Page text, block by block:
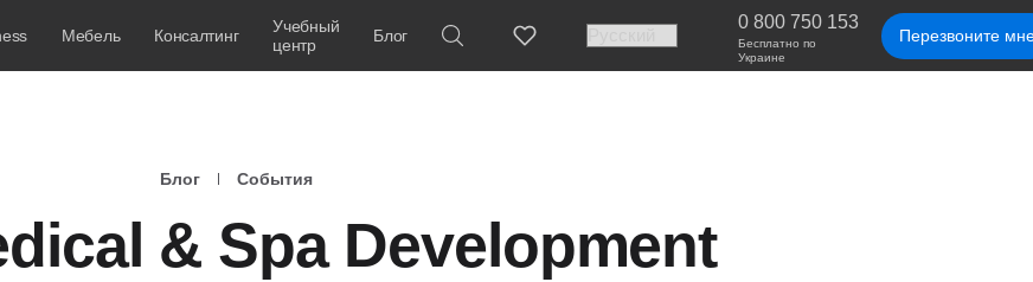
Мебель Консалтинг
Учебный
центр
Блог
0 800 750 153
Бесплатно по
Украине
Перезвоните
Блог События
& Spa Development